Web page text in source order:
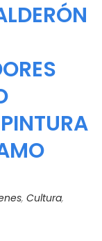
, Cultura,